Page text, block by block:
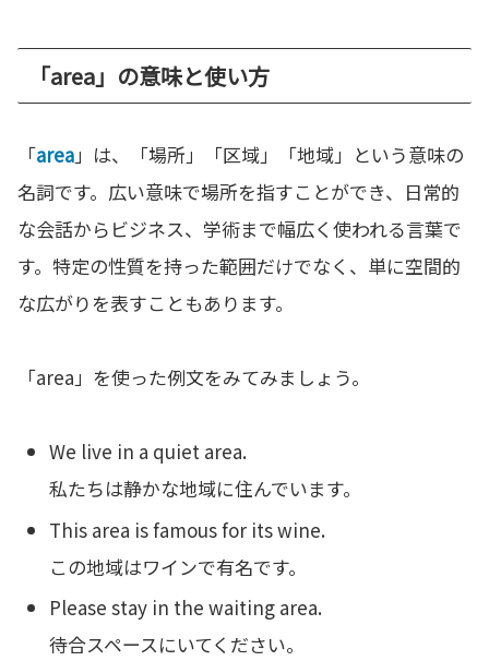
「area」の意味と使い方
「area」は、「場所」「区域」「地域」という意味の
名詞です。広い意味で場所を指すことができ、日常的
な会話からビジネス、学術まで幅広く使われる言葉で
す。特定の性質を持った範囲だけでなく、単に空間的
な広がりを表すこともあります。
「area」を使った例文をみてみましょう。
We live in a quiet area.
私たちは静かな地域に住んでいます。
This area is famous for its wine.
この地域はワインで有名です。
Please stay in the waiting area.
待合スペースにいてください。